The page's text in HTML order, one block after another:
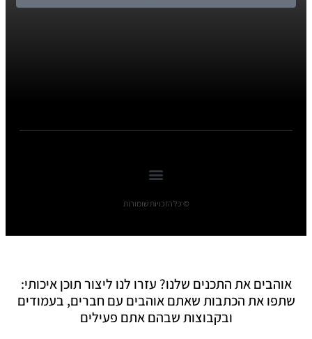
© כל הזכויות שומורות
אוהבים את התכנים שלנו? עזרו לנו ליצור תוכן איכותי:
שתפו את הכתבות שאתם אוהבים עם חברים, בעמודים
ובקבוצות שבהם אתם פעילים